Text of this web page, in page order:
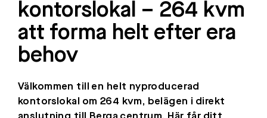
kontorslokal – 264 kvm
att forma helt efter era
behov
Välkommen till en helt nyproducerad
kontorslokal om 264 kvm, belägen i direkt